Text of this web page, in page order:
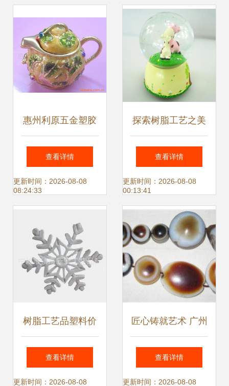
惠州利原五金塑胶
装饰盒产品列表 多
彩塑料工艺品的精
查看详情
更新时间：2026-08-08
08:24:33
探索树脂工艺之美
水晶球音乐盒与创
意家居摆件的批发
采购指南
查看详情
更新时间：2026-08-08
00:13:41
树脂工艺品塑料价
格与批发趋势 厂家
直供的优势
查看详情
更新时间：2026-08-08
匠心铸就艺术 广州
市白云区晖龙五金
塑料工艺品厂的工
查看详情
更新时间：2026-08-08